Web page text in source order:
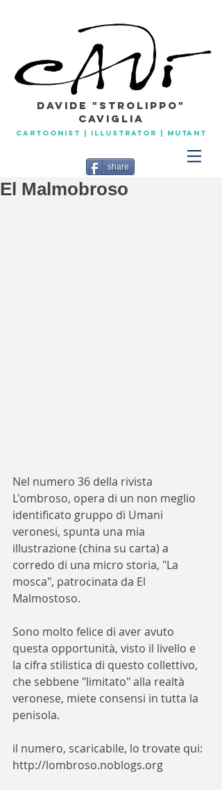
Davide "Strolippo"
caviglia
CARTOONIST | ILLUSTRATOR | MuTANT
share
El Malmobroso
Nel numero 36 della rivista
L'ombroso, opera di un non meglio
identificato gruppo di Umani
veronesi, spunta una mia
illustrazione (china su carta) a
corredo di una micro storia, "La
mosca", patrocinata da El
Malmostoso.
Sono molto felice di aver avuto
questa opportunità, visto il livello e
la cifra stilistica di questo collettivo,
che sebbene "limitato" alla realtà
veronese, miete consensi in tutta la
penisola.
il numero, scaricabile, lo trovate qui:
http://lombroso.noblogs.org